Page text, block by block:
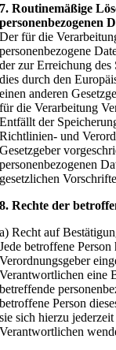
7. Routinemäßige
personenbezogenen
Der für die
personenbezogene
der zur Erreichung
dies durch den
einen anderen
für die Verarbeitung
Entfällt der
Richtlinien- und
Gesetzgeber
personenbezogenen
gesetzlichen
8. Rechte der
a) Recht auf
Jede betroffene
Verordnungsgeber
Verantwortlichen eine
betreffende
betroffene Person
sie sich hierzu
Verantwortlichen